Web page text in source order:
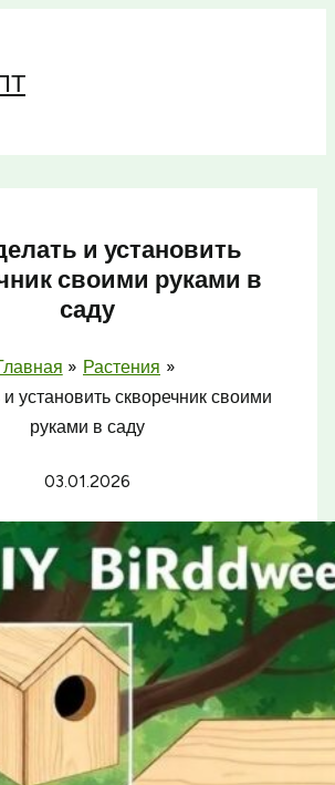
и установить
своими руками в
саду
Растения
и установить скворечник своими
руками в саду
03.01.2026